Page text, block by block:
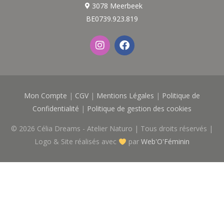
3078 Meerbeek
BE0739.923.819
I
n
s
g
r
a
F
a
c
o
k
Mon Compte | CGV | Mentions Légales | Politique de
Confidentialité | Politique de gestion des cookies
© 2026 Célia Dreams - Atelier Naturo | Tous droits réservés |
Logo & Site réalisés avec
par Web'O'Féminin